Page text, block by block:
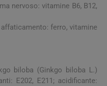
nervoso: vitamine B6, B12,
ferro, vitamine
biloba (Ginkgo biloba L.)
E202, E211; acidificante: